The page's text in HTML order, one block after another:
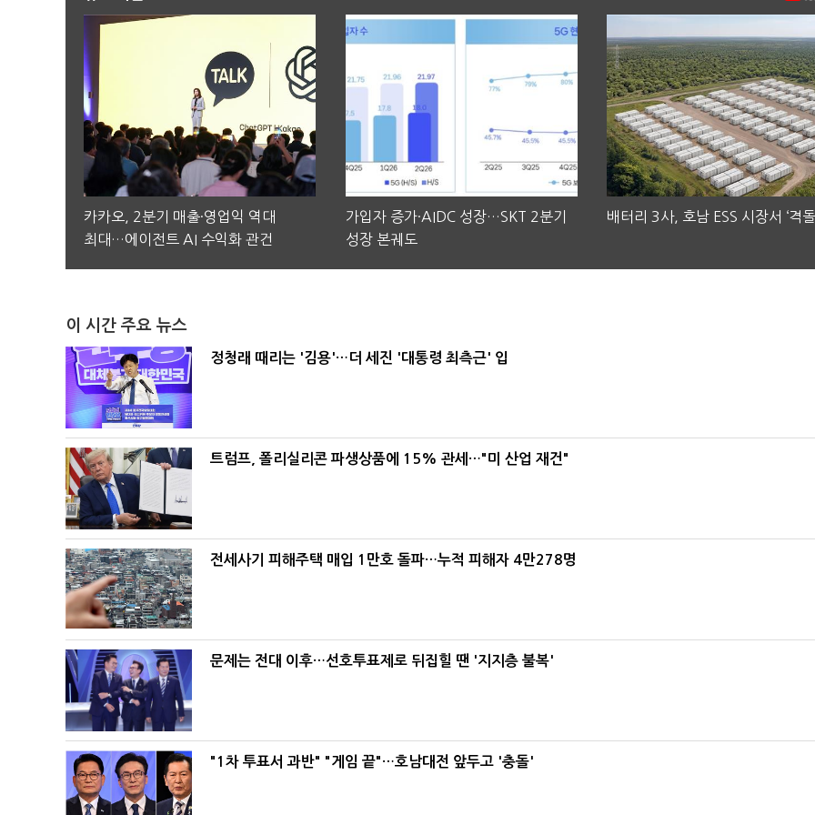
카카오, 2분기 매출·영업익 역대
최대…에이전트 AI 수익화 관건
가입자 증가·AIDC 성장…SKT 2분기
성장 본궤도
배터리 3사, 호남 ESS 시장서 ‘격돌
이 시간 주요 뉴스
정청래 때리는 '김용'…더 세진 '대통령 최측근' 입
트럼프, 폴리실리콘 파생상품에 15% 관세…"미 산업 재건"
전세사기 피해주택 매입 1만호 돌파…누적 피해자 4만278명
문제는 전대 이후…선호투표제로 뒤집힐 땐 '지지층 불복'
"1차 투표서 과반" "게임 끝"…호남대전 앞두고 '충돌'